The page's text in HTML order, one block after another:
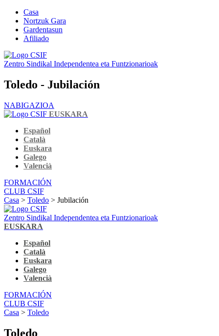
Casa
Nortzuk Gara
Gardentasun
Afiliado
Zentro Sindikal Independentea eta Funtzionarioak
Toledo - Jubilación
NABIGAZIOA
EUSKARA
Español
Català
Euskara
Galego
Valencià
FORMACIÓN
CLUB CSIF
Casa > Toledo > Jubilación
Zentro Sindikal Independentea eta Funtzionarioak
EUSKARA
Español
Català
Euskara
Galego
Valencià
FORMACIÓN
CLUB CSIF
Casa > Toledo
Toledo